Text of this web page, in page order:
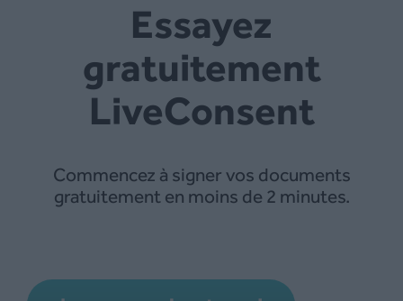
Essayez
gratuitement
LiveConsent
Commencez à signer vos documents
gratuitement en moins de 2 minutes.